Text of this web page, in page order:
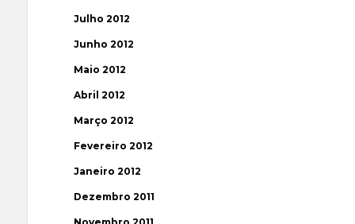
Julho 2012
Junho 2012
Maio 2012
Abril 2012
Março 2012
Fevereiro 2012
Janeiro 2012
Dezembro 2011